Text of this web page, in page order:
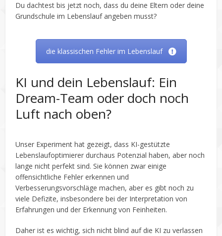
Du dachtest bis jetzt noch, dass du deine Eltern oder deine
Grundschule im Lebenslauf angeben musst?
die klassischen Fehler im Lebenslauf
KI und dein Lebenslauf: Ein
Dream-Team oder doch noch
Luft nach oben?
Unser Experiment hat gezeigt, dass KI-gestützte
Lebenslaufoptimierer durchaus Potenzial haben, aber noch
lange nicht perfekt sind. Sie können zwar einige
offensichtliche Fehler erkennen und
Verbesserungsvorschläge machen, aber es gibt noch zu
viele Defizite, insbesondere bei der Interpretation von
Erfahrungen und der Erkennung von Feinheiten.
Daher ist es wichtig, sich nicht blind auf die KI zu verlassen